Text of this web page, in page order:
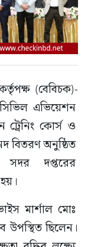
(বেবিচক)-
এভিয়েশন
ট্রেনিং কোর্স ও
বিতরণ অনুষ্ঠিত
দপ্তরের
মার্শাল মোঃ
উপস্থিত ছিলেন।